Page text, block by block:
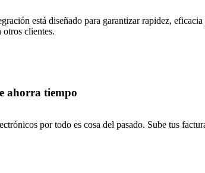
está diseñado para garantizar rapidez,
clientes.
ahorra tiempo
por todo es cosa del pasado. Sube tus